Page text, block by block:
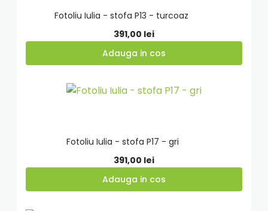
Fotoliu Iulia - stofa P13 - turcoaz
391,00 lei
Adauga in cos
Fotoliu Iulia - stofa P17 - gri
391,00 lei
Adauga in cos
Adauga